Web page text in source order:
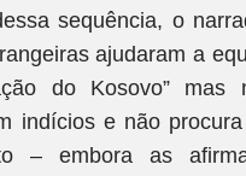
sequência, o
ajudaram a
do Kosovo” mas
indícios e não
– embora as